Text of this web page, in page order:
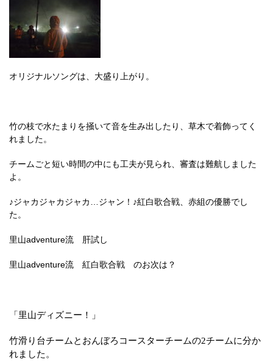
オリジナルソングは、大盛り上がり。
竹の枝で水たまりを掻いて音を生み出したり、草木で着飾ってく
れました。
チームごと短い時間の中にも工夫が見られ、審査は難航しました
よ。
♪ジャカジャカジャカ…ジャン！♪紅白歌合戦、赤組の優勝でし
た。
里山adventure流 肝試し
里山adventure流 紅白歌合戦 のお次は？
「里山ディズニー！」
竹滑り台チームとおんぼろコースターチームの2チームに分か
れました。